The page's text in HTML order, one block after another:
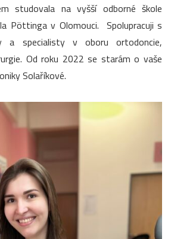
studovala na vyšší odborné škole
Pöttinga v Olomouci. Spolupracuji s
a specialisty v oboru ortodoncie,
Od roku 2022 se starám o vaše
Solaříkové.